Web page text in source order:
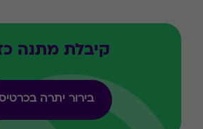
קיבלת מתנה
בירור יתרה בכרטיס